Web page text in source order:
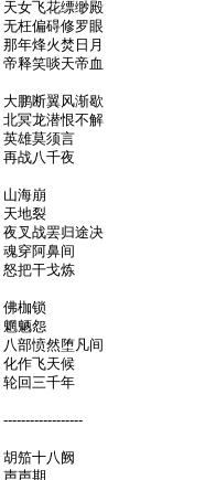
天女飞花缥缈殿
无枉偏碍修罗眼
那年烽火焚日月
帝释笑啖天帝血
大鹏断翼风渐歇
北冥龙潜恨不解
英雄莫须言
再战八千夜
山海崩
天地裂
夜叉战罢归途决
魂穿阿鼻间
怒把干戈炼
佛枷锁
魍魉怨
八部愤然堕凡间
化作飞天候
轮回三千年
------------------
胡笳十八阙
声声期